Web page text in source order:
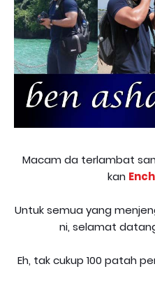
Macam da terlambat
kan
Untuk semua yang
ni, selamat
Eh, tak cukup 100 patah